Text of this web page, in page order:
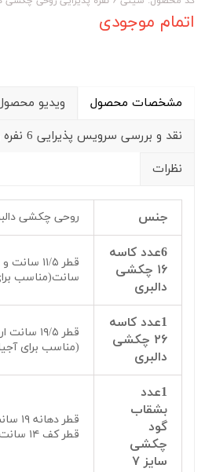
اتمام موجودی
مشخصات محصول
ویدیو
نقد و بررسی سرویس پذیرایی 6 نفره روحی چکشی
نظرات
جنس روحی چکشی
6عدد کاسه
۱۶ چکشی
دالبری
سانت(مناسب
1عدد کاسه
۲۶ چکشی
دالبری
(مناسب برای
1عدد
بشقاب
گود
چکشی
سایز ۷
قطر کف ۱۴ سانت